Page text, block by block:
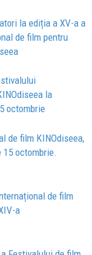
la ediția a XV-a a
de film pentru
la
octombrie
de film KINOdiseea,
15 octombrie.
de film
a